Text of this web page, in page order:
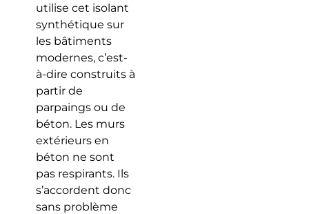
utilise cet isolant
synthétique sur
les bâtiments
modernes, c’est-
à-dire construits à
partir de
parpaings ou de
béton. Les murs
extérieurs en
béton ne sont
pas respirants. Ils
s’accordent donc
sans problème